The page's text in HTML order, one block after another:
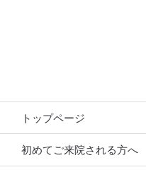
トップページ
初めてご来院される方へ